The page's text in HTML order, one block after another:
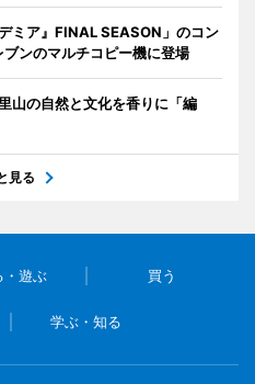
ミア』FINAL SEASON」のコン
ンのマルチコピー機に登場
山の自然と文化を香りに「編
見る
・遊ぶ 買う
学ぶ・知る